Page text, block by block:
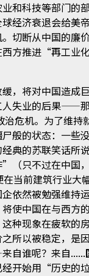
和科技等部门的
经济衰退会给美
切断从中国的廉
西方推进“再工业
，将对中国造成
人失业的后果——
治危机。为了维持
般的状态：一些
典的苏联笑话所
（只不过在中国
当前建筑行业大
依然被勉强维持
使中国在与西方
种现象在疲软的
所以被稳定，是
自谁呢？来自......
经开始用“历史的